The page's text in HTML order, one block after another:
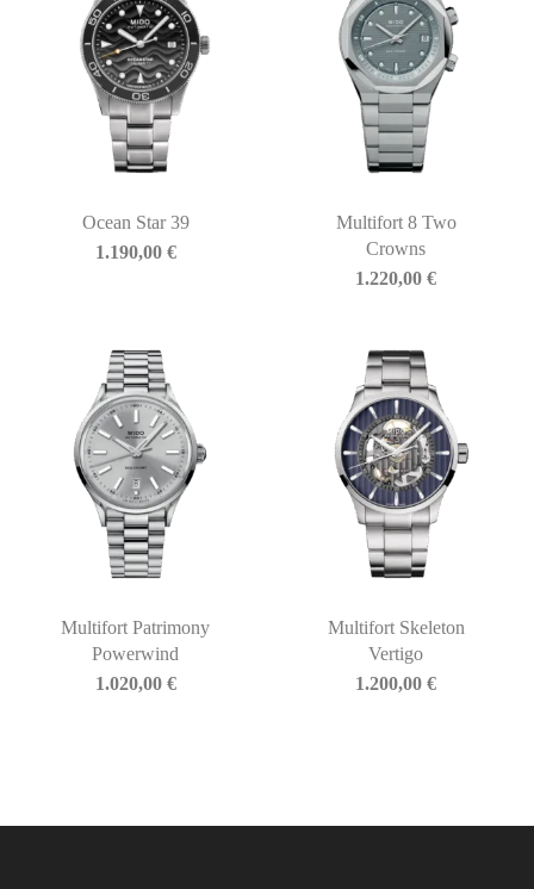
Ocean Star 39
1.190,00 €
Multifort 8 Two
Crowns
1.220,00€
Multifort Patrimony
Powerwind
1.020,00 €
Multifort Skeleton
Vertigo
1.200,00€